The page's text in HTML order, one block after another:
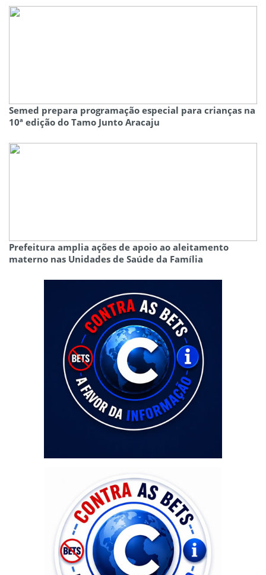
Semed prepara programação especial para crianças na
10ª edição do Tamo Junto Aracaju
Prefeitura amplia ações de apoio ao aleitamento
materno nas Unidades de Saúde da Família